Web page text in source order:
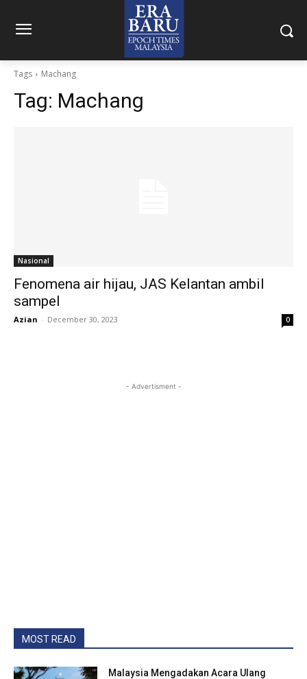
Tags Machang
Tag: Machang
Nasional
Fenomena air hijau, JAS Kelantan ambil
sampel
Azian - December 30, 2023 0
- Advertisment -
MOST READ
Malaysia Mengadakan Acara Ulang